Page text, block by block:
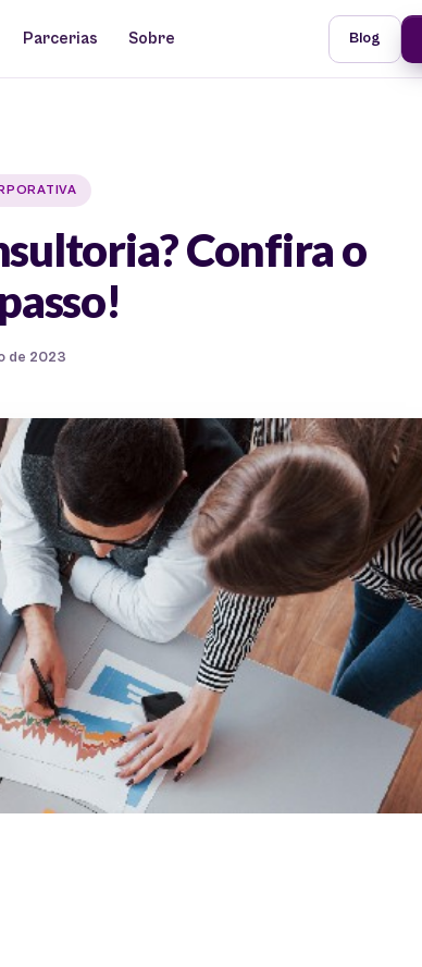
Parcerias Sobre Blog
Confira o
de 2023